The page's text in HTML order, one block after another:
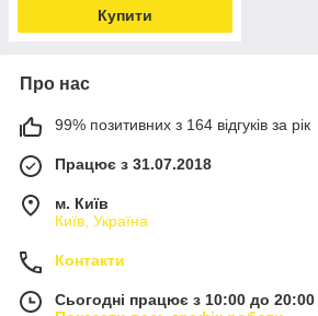
Купити
Про нас
99% позитивних з 164 відгуків за рік
Працює з 31.07.2018
м. Київ
Київ, Україна
Контакти
Сьогодні працює з 10:00 до 20:00